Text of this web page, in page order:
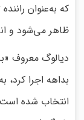
که به‌عنوان
ظاهر می‌شود و
دیالوگ معروف
بداهه اجرا کرد،
انتخاب شده